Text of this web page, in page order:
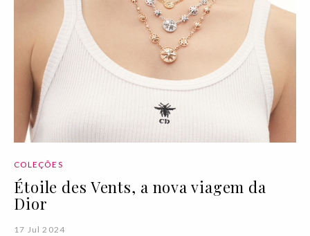
COLEÇÕES
Étoile des Vents, a nova viagem da
Dior
17 Jul 2024